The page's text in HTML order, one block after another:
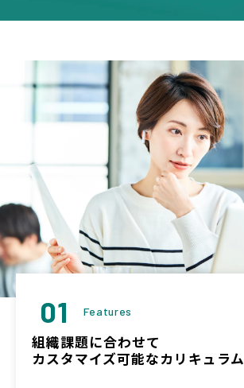
01 Features
組織課題に合わせて
カスタマイズ可能なカリキュラム